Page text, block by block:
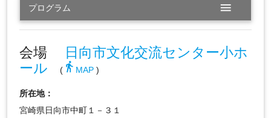
プログラム menu
会場
日向市文化交流センター小ホ
ール
(directions_walk MAP)
所在地：
宮崎県日向市中町１－３１